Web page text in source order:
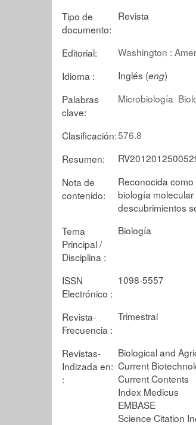
Tipo de
documento:
Revista
Editorial:
Washington :
Idioma :
Inglés (eng)
Palabras
clave:
Microbiología
Clasificación:576.8
Resumen:
Nota de
contenido:
Reconocida
biología
descubrimientos
Tema
Principal /
Disciplina :
Biología
ISSN
Electrónico :
1098-5557
Revista-
Frecuencia :
Trimestral
Revistas-
Indizada en:
:
Biological and
Current
Current Contents
Index Medicus
EMBASE
Science Citation